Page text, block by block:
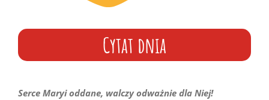
Cytat dnia
Serce Maryi oddane, walczy odważnie dla Niej!